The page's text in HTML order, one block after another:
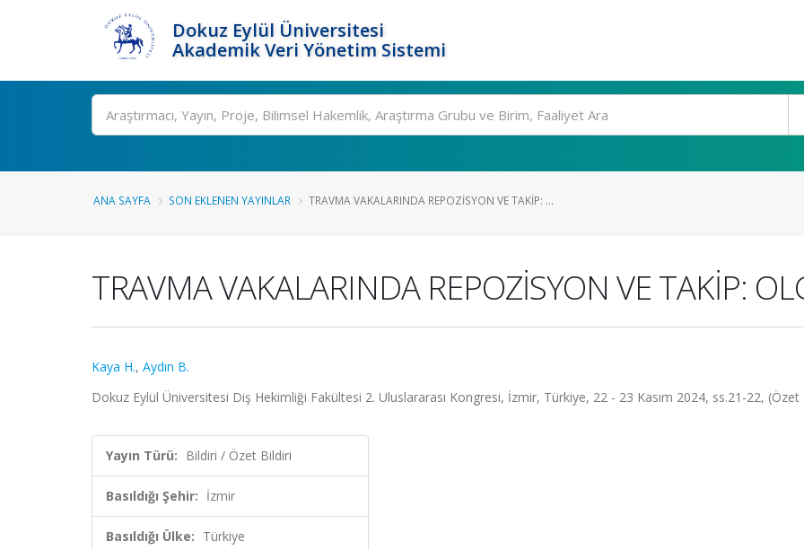
Dokuz Eylül Üniversitesi
Akademik Veri Yönetim Sistemi
Ara
ANA SAYFA SON EKLENEN YAYINLAR TRAVMA VAKALARINDA REPOZİSYON VE TAKİP: ...
TRAVMA VAKALARINDA REPOZİSYON VE TAKİP:
Kaya H., Aydın B.
Dokuz Eylül Üniversitesi Diş Hekimliği Fakültesi 2. Uluslararası Kongresi, İzmir, Türkiye, 22 - 23 Kasım 2024, ss.21-22, (Özet
Yayın Türü: Bildiri / Özet Bildiri
Basıldığı Şehir: İzmir
Basıldığı Ülke: Türkiye